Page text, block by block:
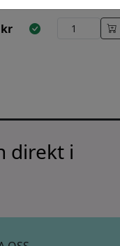
kr
direkt i